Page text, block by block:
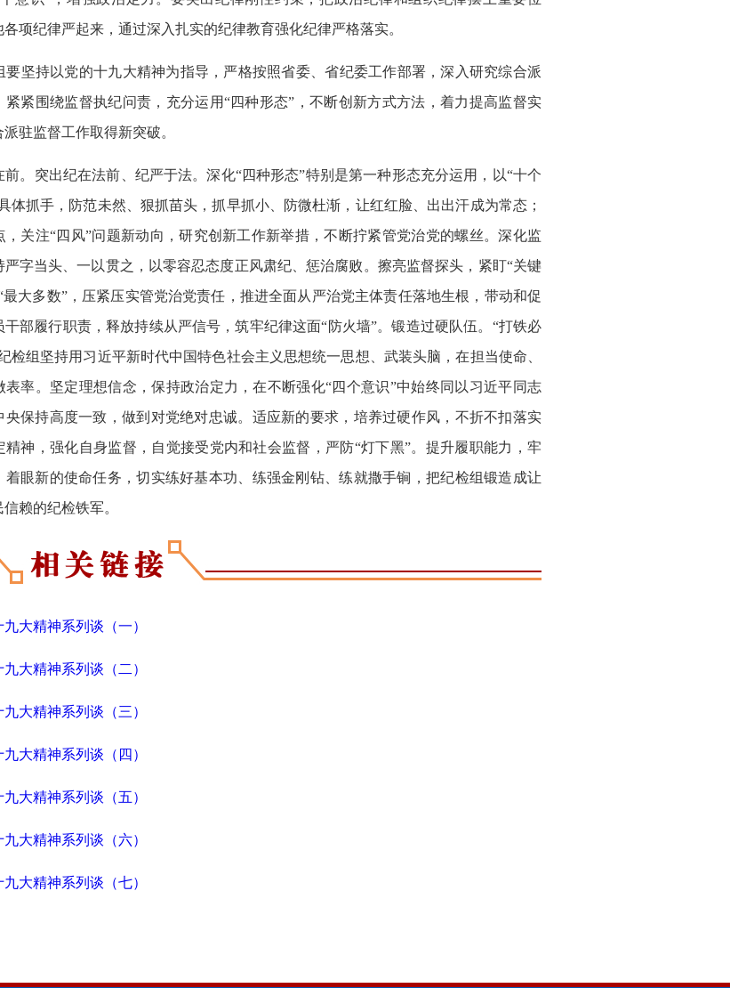
项纪律严起来，通过深入扎实的纪律教育强化纪律严格落实。
坚持以党的十九大精神为指导，严格按照省委、省纪委工作部署，深入研究综合派
紧紧围绕监督执纪问责，充分运用“四种形态”，不断创新方式方法，着力提高监督实
驻监督工作取得新突破。
。突出纪在法前、纪严于法。深化“四种形态”特别是第一种形态充分运用，以“十个
体抓手，防范未然、狠抓苗头，抓早抓小、防微杜渐，让红红脸、出出汗成为常态；
，关注“四风”问题新动向，研究创新工作新举措，不断拧紧管党治党的螺丝。深化监
严字当头、一以贯之，以零容忍态度正风肃纪、惩治腐败。擦亮监督探头，紧盯“关键
最大多数”，压紧压实管党治党责任，推进全面从严治党主体责任落地生根，带动和促
干部履行职责，释放持续从严信号，筑牢纪律这面“防火墙”。锻造过硬队伍。“打铁必
检组坚持用习近平新时代中国特色社会主义思想统一思想、武装头脑，在担当使命、
表率。坚定理想信念，保持政治定力，在不断强化“四个意识”中始终同以习近平同志
央保持高度一致，做到对党绝对忠诚。适应新的要求，培养过硬作风，不折不扣落实
精神，强化自身监督，自觉接受党内和社会监督，严防“灯下黑”。提升履职能力，牢
着眼新的使命任务，切实练好基本功、练强金刚钻、练就撒手锏，把纪检组锻造成让
赖的纪检铁军。
大精神系列谈（一）
大精神系列谈（二）
大精神系列谈（三）
大精神系列谈（四）
大精神系列谈（五）
大精神系列谈（六）
大精神系列谈（七）